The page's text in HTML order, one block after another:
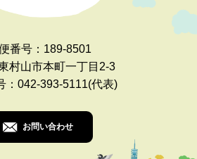
番号：189-8501
村山市本町一丁目2-3
：042-393-5111(代表)
お問い合わせ